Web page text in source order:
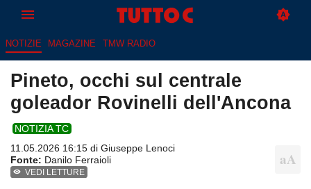
NOTIZIE MAGAZINE TMW RADIO
Pineto, occhi sul centrale
goleador Rovinelli dell'Ancona
NOTIZIA TC
11.05.2026 16:15 di Giuseppe Lenoci
Fonte: Danilo Ferraioli
VEDI LETTURE